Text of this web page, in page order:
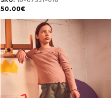
50.00€